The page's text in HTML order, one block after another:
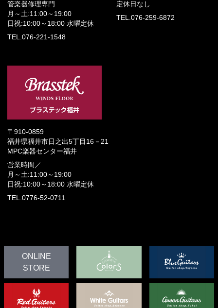
管楽器修理専門
月～土:11:00～19:00
日祝:10:00～18:00 水曜定休
TEL.076-221-1548
定休日なし
TEL.076-259-6872
〒910-0859
福井県福井市日之出5丁目16－21
MPC楽器センター福井
営業時間／
月～土:11:00～19:00
日祝:10:00～18:00 水曜定休
TEL.0776-52-0711
ONLINE
STORE